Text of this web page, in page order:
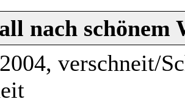
nach schönem
verschneit/